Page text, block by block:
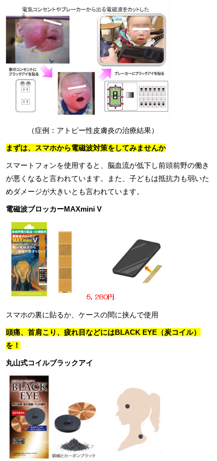
（症例：アトピー性皮膚炎の治療結果）
まずは、スマホから電磁波対策をしてみませんか
スマートフォンを使用すると、脳血流が低下し前頭前野の働き
が悪くなると言われています。また、子どもは抵抗力も弱いた
めダメージが大きいとも言われています。
電磁波ブロッカーMAXmini V
スマホの裏に貼るか、ケースの間に挟んで使用
頭痛、首肩こり、疲れ目などにはBLACK EYE（炭コイル）
を！
丸山式コイルブラックアイ